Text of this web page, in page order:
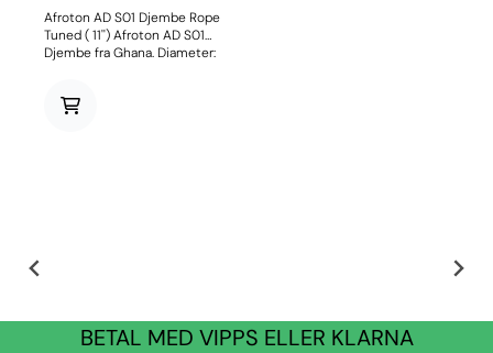
Afroton AD S01 Djembe Rope
Tuned ( 11'') Afroton AD S01
Djembe fra Ghana. Diameter:
stykke med justerbart
BETAL MED VIPPS ELLER KLARNA